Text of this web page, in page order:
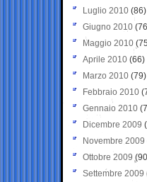
Luglio 2010 (86)
Giugno 2010
Maggio 2010
Aprile 2010 (66)
Marzo 2010 (79)
Febbraio 2010
Gennaio 2010
Dicembre 2009
Novembre 2009
Ottobre 2009
Settembre 2009